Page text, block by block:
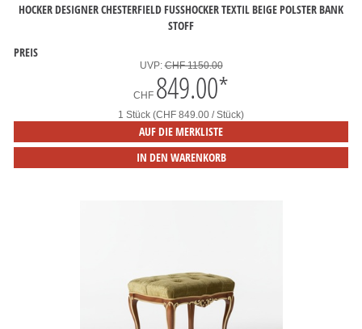
HOCKER DESIGNER CHESTERFIELD FUSSHOCKER TEXTIL BEIGE POLSTER BANK S
TOFF
PREIS
UVP:CHF 1150.00
CHF 849.00*
1 Stück (CHF 849.00 / Stück)
AUF DIE MERKLISTE
IN DEN WARENKORB